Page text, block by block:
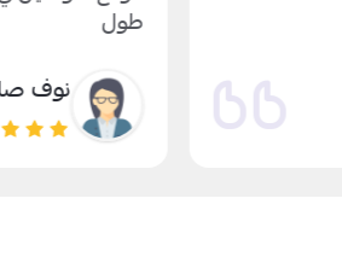
طول
نوف